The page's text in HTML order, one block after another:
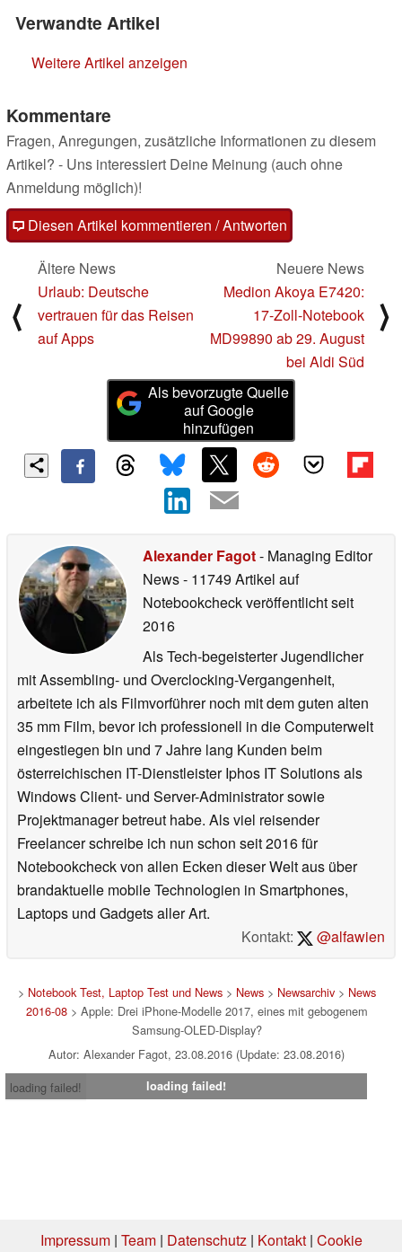
Verwandte Artikel
Weitere Artikel anzeigen
Kommentare
Fragen, Anregungen, zusätzliche Informationen zu diesem
Artikel? - Uns interessiert Deine Meinung (auch ohne
Anmeldung möglich)!
Diesen Artikel kommentieren / Antworten
⟨
Ältere News
Urlaub: Deutsche
vertrauen für das Reisen
auf Apps
Neuere News
Medion Akoya E7420:
17-Zoll-Notebook
MD99890 ab 29. August
bei Aldi Süd
⟩
Als bevorzugte Quelle
auf Google
hinzufügen
Alexander Fagot- Managing Editor
News- 11749 Artikel auf
Notebookcheck veröffentlichtseit
2016
Als Tech-begeisterter Jugendlicher
mit Assembling- und Overclocking-Vergangenheit,
arbeitete ich als Filmvorführer noch mit dem guten alten
35 mm Film, bevor ich professionell in die Computerwelt
eingestiegen bin und 7 Jahre lang Kunden beim
österreichischen IT-Dienstleister Iphos IT Solutions als
Windows Client- und Server-Administrator sowie
Projektmanager betreut habe. Als viel reisender
Freelancer schreibe ich nun schon seit 2016 für
Notebookcheck von allen Ecken dieser Welt aus über
brandaktuelle mobile Technologien in Smartphones,
Laptops und Gadgets aller Art.
Kontakt:
@alfawien
> Notebook Test, Laptop Test und News> News> Newsarchiv> News
2016-08> Apple: Drei iPhone-Modelle 2017, eines mit gebogenem
Samsung-OLED-Display?
Autor: Alexander Fagot, 23.08.2016 (Update: 23.08.2016)
loading failed!
loading failed!
Impressum| Team| Datenschutz| Kontakt| Cookie